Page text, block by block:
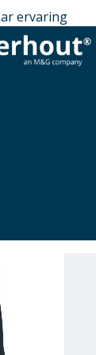
ervaring
Roof terminal